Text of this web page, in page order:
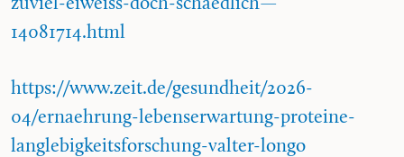
zuviel-eiweiss-doch-schaedlich—
14081714.html
https://www.zeit.de/gesundheit/2026-
04/ernaehrung-lebenserwartung-proteine-
langlebigkeitsforschung-valter-longo